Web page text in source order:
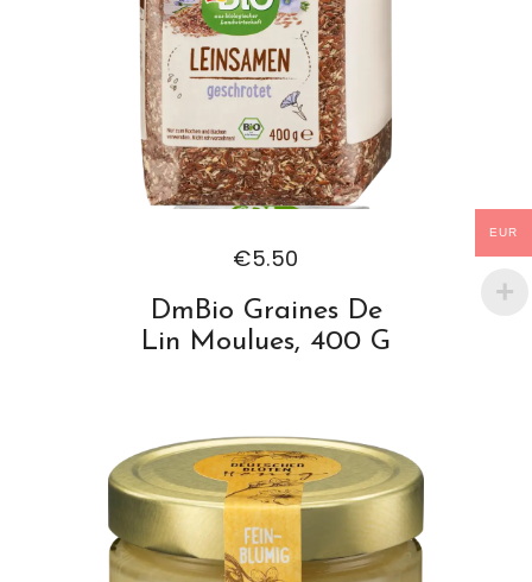
€5.50
DmBio Graines De
Lin Moulues, 400 G
EUR